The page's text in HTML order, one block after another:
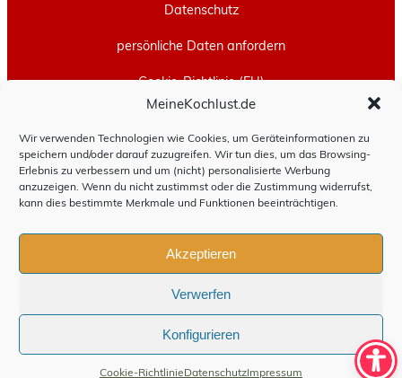
MeineKochlust.de
Wir verwenden Technologien wie Cookies, um Geräteinformationen zu
speichern und/oder darauf zuzugreifen. Wir tun dies, um das Browsing-
Erlebnis zu verbessern und um (nicht) personalisierte Werbung
anzuzeigen. Wenn du nicht zustimmst oder die Zustimmung widerrufst,
kann dies bestimmte Merkmale und Funktionen beeinträchtigen.
Akzeptieren
Verwerfen
Konfigurieren
Cookie-RichtlinieDatenschutzImpressum
Datenschutz
persönliche Daten anfordern
Cookie-Richtlinie (EU)